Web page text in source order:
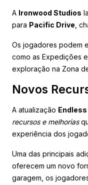
A Ironwood Studios
para Pacific Drive ,
Os jogadores podem
como as Expedições
exploração na Zona
Novos
A atualização
recursos e melhorias
experiência dos
Uma das principais
oferecem um novo
garagem, os